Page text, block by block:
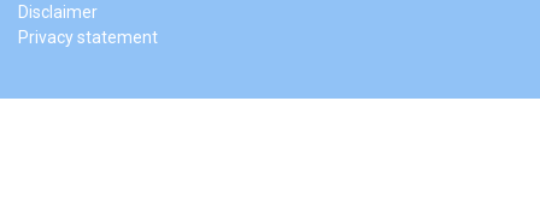
Disclaimer
Privacy statement